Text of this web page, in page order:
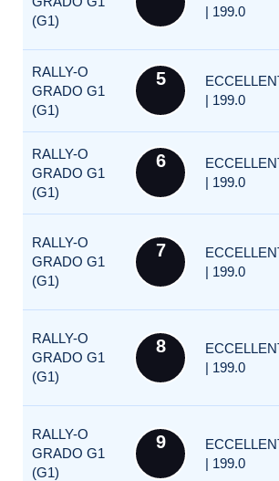
(G1)
| 199.0
RALLY-O
GRADO G1
(G1)
5
| 199.0
RALLY-O
GRADO G1
(G1)
6
| 199.0
RALLY-O
GRADO G1
(G1)
7
| 199.0
RALLY-O
GRADO G1
(G1)
8
| 199.0
RALLY-O
GRADO G1
(G1)
9
| 199.0